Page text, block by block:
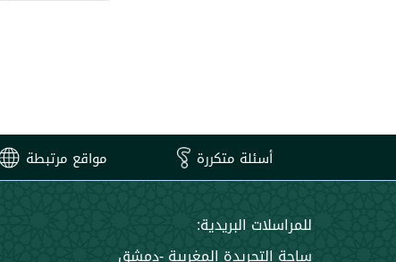
أسئلة متكررة مواقع مرتبطة
للمراسلات البريدية:
ساحة التجريدة المغربية -دمشق